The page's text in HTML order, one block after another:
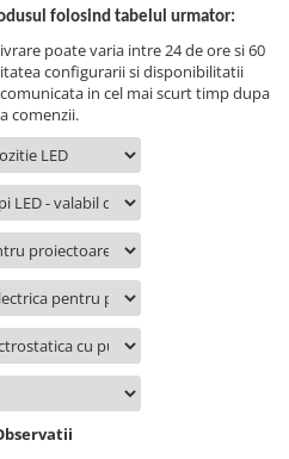
folosind tabelul urmator:
poate varia intre 24 de ore si 60
configurarii si disponibilitatii
in cel mai scurt timp dupa
comenzii.